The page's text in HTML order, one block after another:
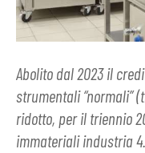
Abolito dal 2023 il
strumentali “normali”
ridotto, per il triennio
immateriali industria